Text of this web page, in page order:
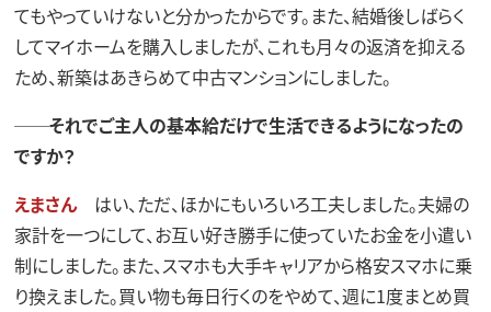
てもやっていけないと分かったからです。また、結婚後しばらく
してマイホームを購入しましたが、これも月々の返済を抑える
ため、新築はあきらめて中古マンションにしました。
──それでご主人の基本給だけで生活できるようになったの
ですか？
えまさんはい、ただ、ほかにもいろいろ工夫しました。夫婦の
家計を一つにして、お互い好き勝手に使っていたお金を小遣い
制にしました。また、スマホも大手キャリアから格安スマホに乗
り換えました。買い物も毎日行くのをやめて、週に1度まとめ買